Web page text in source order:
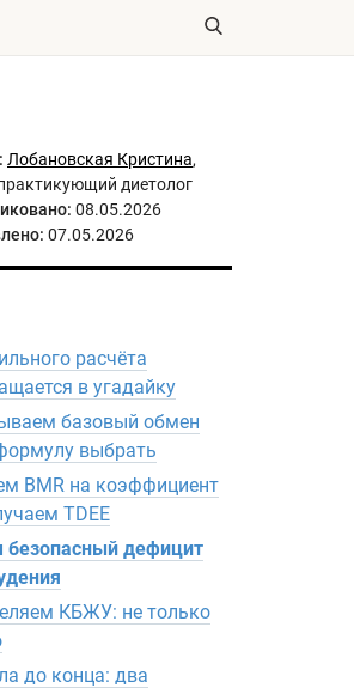
Лобановская Кристина,
диетолог
08.05.2026
07.05.2026
расчёта
в угадайку
базовый обмен
выбрать
BMR на коэффициент
TDEE
дефицит
КБЖУ: не только
до конца: два